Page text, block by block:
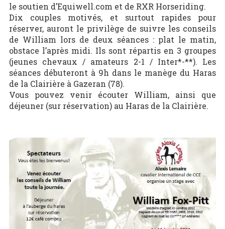
le soutien d’Equiwell.com et de RXR Horseriding.
Dix couples motivés, et surtout rapides pour
réserver, auront le privilège de suivre les conseils
de William lors de deux séances : plat le matin,
obstace l’après midi. Ils sont répartis en 3 groupes
(jeunes chevaux / amateurs 2-1 / Inter*-**). Les
séances débuteront à 9h dans le manège du Haras
de la Clairière à Gazeran (78).
Vous pouvez venir écouter William, ainsi que
déjeuner (sur réservation) au Haras de la Clairière.